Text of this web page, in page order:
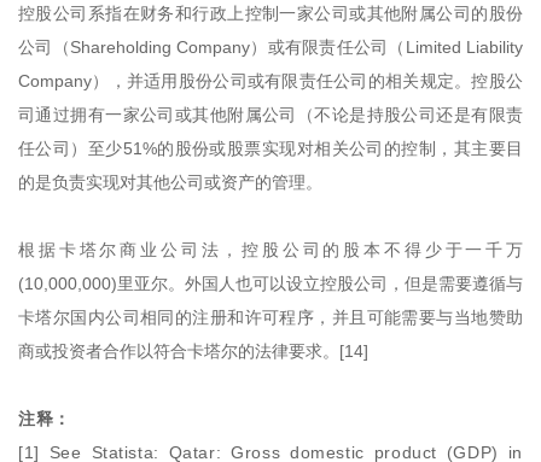
控股公司系指在财务和行政上控制一家公司或其他附属公司的股份
公司（Shareholding Company）或有限责任公司（Limited Liability
Company），并适用股份公司或有限责任公司的相关规定。控股公
司通过拥有一家公司或其他附属公司（不论是持股公司还是有限责
任公司）至少51%的股份或股票实现对相关公司的控制，其主要目
的是负责实现对其他公司或资产的管理。
根据卡塔尔商业公司法，控股公司的股本不得少于一千万
(10,000,000)里亚尔。外国人也可以设立控股公司，但是需要遵循与
卡塔尔国内公司相同的注册和许可程序，并且可能需要与当地赞助
商或投资者合作以符合卡塔尔的法律要求。[14]
注释：
[1] See Statista: Qatar: Gross domestic product (GDP) in